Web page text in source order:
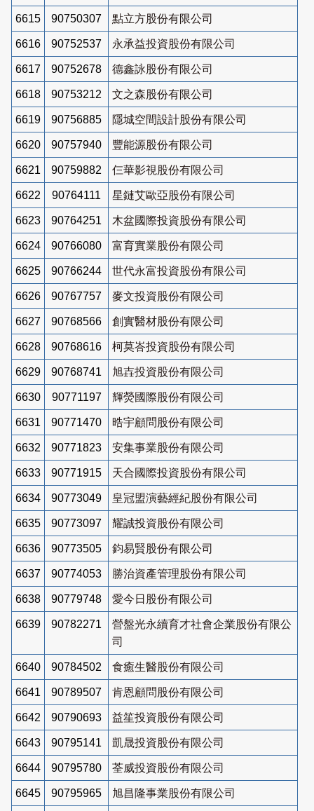
6615 90750307 點立方股份有限公司
6616 90752537 永承益投資股份有限公司
6617 90752678 德鑫詠股份有限公司
6618 90753212 文之森股份有限公司
6619 90756885 隱城空間設計股份有限公司
6620 90757940 豐能源股份有限公司
6621 90759882 仨華影視股份有限公司
6622 90764111 星鏈艾歐亞股份有限公司
6623 90764251 木盆國際投資股份有限公司
6624 90766080 富育實業股份有限公司
6625 90766244 世代永富投資股份有限公司
6626 90767757 麥文投資股份有限公司
6627 90768566 創實醫材股份有限公司
6628 90768616 柯莫峇投資股份有限公司
6629 90768741 旭壵投資股份有限公司
6630 90771197 輝熒國際股份有限公司
6631 90771470 晧宇顧問股份有限公司
6632 90771823 安集事業股份有限公司
6633 90771915 天合國際投資股份有限公司
6634 90773049 皇冠盟演藝經紀股份有限公司
6635 90773097 耀誠投資股份有限公司
6636 90773505 鈞易賢股份有限公司
6637 90774053 勝治資產管理股份有限公司
6638 90779748 愛今日股份有限公司
6639 90782271
營盤光永續育才社會企業股份有限公
司
6640 90784502 食癒生醫股份有限公司
6641 90789507 肯恩顧問股份有限公司
6642 90790693 益笙投資股份有限公司
6643 90795141 凱晟投資股份有限公司
6644 90795780 荃威投資股份有限公司
6645 90795965 旭昌隆事業股份有限公司